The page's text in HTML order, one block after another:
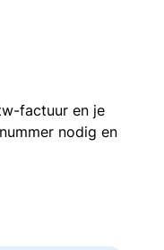
factuur en je
nodig en